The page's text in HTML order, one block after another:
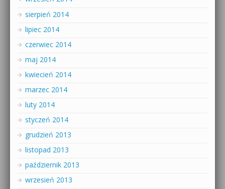
sierpień 2014
lipiec 2014
czerwiec 2014
maj 2014
kwiecień 2014
marzec 2014
luty 2014
styczeń 2014
grudzień 2013
listopad 2013
październik 2013
wrzesień 2013